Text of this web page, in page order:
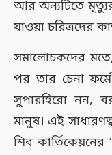
আর অন্যটিতে মৃত্যুর
যাওয়া চরিত্রদের
সমালোচকদের
পর তার চেনা
সুপারহিরো নন,
মানুষ। এই
শিব কার্তিকেয়নের